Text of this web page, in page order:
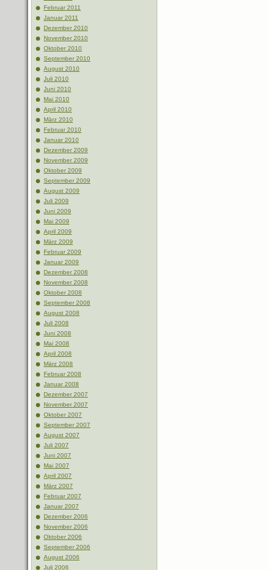
Februar 2011
Januar 2011
Dezember 2010
November 2010
Oktober 2010
September 2010
August 2010
Juli 2010
Juni 2010
Mai 2010
April 2010
März 2010
Februar 2010
Januar 2010
Dezember 2009
November 2009
Oktober 2009
September 2009
August 2009
Juli 2009
Juni 2009
Mai 2009
April 2009
März 2009
Februar 2009
Januar 2009
Dezember 2008
November 2008
Oktober 2008
September 2008
August 2008
Juli 2008
Juni 2008
Mai 2008
April 2008
März 2008
Februar 2008
Januar 2008
Dezember 2007
November 2007
Oktober 2007
September 2007
August 2007
Juli 2007
Juni 2007
Mai 2007
April 2007
März 2007
Februar 2007
Januar 2007
Dezember 2006
November 2006
Oktober 2006
September 2006
August 2006
Juli 2006